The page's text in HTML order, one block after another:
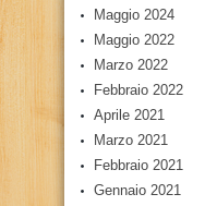
Maggio 2024
Maggio 2022
Marzo 2022
Febbraio 2022
Aprile 2021
Marzo 2021
Febbraio 2021
Gennaio 2021